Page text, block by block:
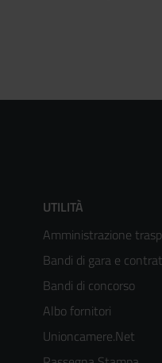
Footer
menù
colonna
2
UTILITÀ
Amministrazione
Bandi di gara e
Bandi di concorso
Albo fornitori
Unioncamere.Net